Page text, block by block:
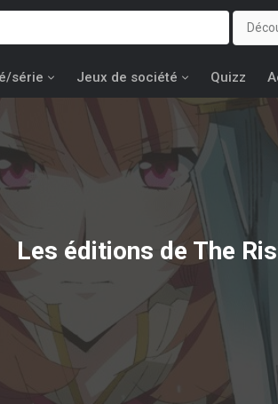
série Jeux de société Quizz
Les éditions de The